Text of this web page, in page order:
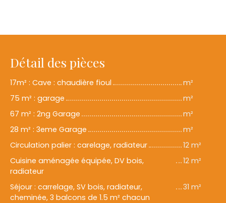
Détail des pièces
17m² : Cave : chaudière fioul
m²
75 m² : garage
m²
67 m² : 2ng Garage
m²
28 m² : 3eme Garage
m²
Circulation palier : carelage, radiateur
12 m²
Cuisine aménagée équipée, DV bois,
radiateur
12 m²
Séjour : carrelage, SV bois, radiateur,
cheminée, 3 balcons de 1.5 m² chacun
31 m²